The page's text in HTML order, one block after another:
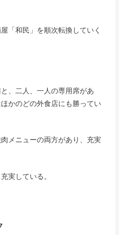
「和民」を順次転換していく
、二人、一人の専用席があ
かのどの外食店にも勝ってい
メニューの両方があり、充実
実している。